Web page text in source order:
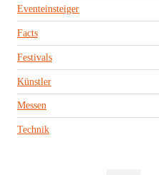
Eventeinsteiger
Facts
Festivals
Künstler
Messen
Technik